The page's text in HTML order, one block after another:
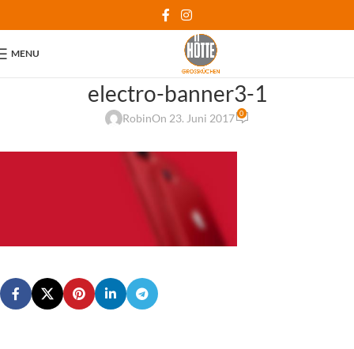
MENU
electro-banner3-1
RobinOn 23. Juni 2017 0